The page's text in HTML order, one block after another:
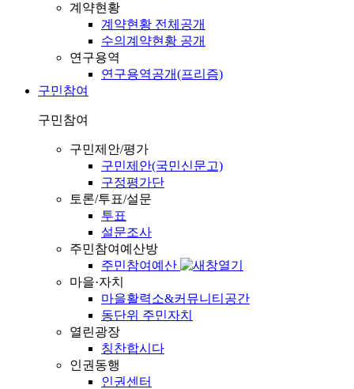
계약현황
계약현황 전체공개
수의계약현황 공개
연구용역
연구용역공개(프리즘)
구민참여
구민참여
구민제안/평가
구민제안(국민신문고)
구정평가단
토론/투표/설문
투표
설문조사
주민참여예산방
주민참여예산
마을·자치
마을활력소&커뮤니티공간
동단위 주민자치
열린광장
칭찬합시다
인권동행
인권센터